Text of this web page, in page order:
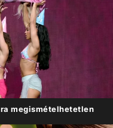
megismételhetetlen